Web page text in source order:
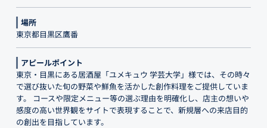
場所
東京都目黒区鷹番
アピールポイント
東京・目黒にある居酒屋「ユメキュウ 学芸大学」様では、その時々
で選び抜いた旬の野菜や鮮魚を活かした創作料理をご提供していま
す。 コースや限定メニュー等の選ぶ理由を明確化し、店主の想いや
感度の高い世界観をサイトで表現することで、新規層への来店目的
の創出を目指しています。